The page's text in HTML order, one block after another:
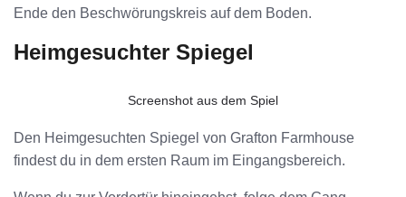
Ende den Beschwörungskreis auf dem Boden.
Heimgesuchter Spiegel
Screenshot aus dem Spiel
Den Heimgesuchten Spiegel von Grafton Farmhouse
findest du in dem ersten Raum im Eingangsbereich.